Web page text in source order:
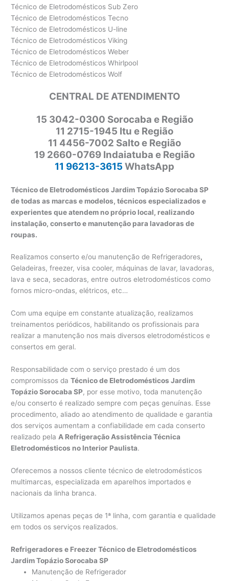
Técnico de Eletrodomésticos Sub Zero
Técnico de Eletrodomésticos Tecno
Técnico de Eletrodomésticos U-line
Técnico de Eletrodomésticos Viking
Técnico de Eletrodomésticos Weber
Técnico de Eletrodomésticos Whirlpool
Técnico de Eletrodomésticos Wolf
CENTRAL DE ATENDIMENTO
15 3042-0300 Sorocaba e Região
11 2715-1945 Itu e Região
11 4456-7002 Salto e Região
19 2660-0769 Indaiatuba e Região
11 96213-3615 WhatsApp
Técnico de Eletrodomésticos Jardim Topázio Sorocaba SP
de todas as marcas e modelos, técnicos especializados e
experientes que atendem no próprio local, realizando
instalação, conserto e manutenção para lavadoras de
roupas.
Realizamos conserto e/ou manutenção de Refrigeradores,
Geladeiras, freezer, visa cooler, máquinas de lavar, lavadoras,
lava e seca, secadoras, entre outros eletrodomésticos como
fornos micro-ondas, elétricos, etc…
Com uma equipe em constante atualização, realizamos
treinamentos periódicos, habilitando os profissionais para
realizar a manutenção nos mais diversos eletrodomésticos e
consertos em geral.
Responsabilidade com o serviço prestado é um dos
compromissos daTécnico de Eletrodomésticos Jardim
Topázio Sorocaba SP, por esse motivo, toda manutenção
e/ou conserto é realizado sempre com peças genuínas. Esse
procedimento, aliado ao atendimento de qualidade e garantia
dos serviços aumentam a confiabilidade em cada conserto
realizado pela A Refrigeração Assistência Técnica
Eletrodomésticos no Interior Paulista.
Oferecemos a nossos cliente técnico de eletrodomésticos
multimarcas, especializada em aparelhos importados e
nacionais da linha branca.
Utilizamos apenas peças de 1ª linha, com garantia e qualidade
em todos os serviços realizados.
Refrigeradores e Freezer Técnico de Eletrodomésticos
Jardim Topázio Sorocaba SP
Manutenção de Refrigerador